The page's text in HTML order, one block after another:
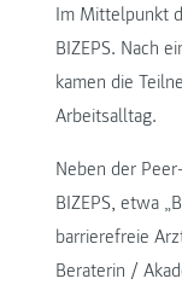
Im Mittelpunkt
BIZEPS. Nach
kamen die
Arbeitsalltag.
Neben der
BIZEPS, etwa
barrierefreie
Beraterin /